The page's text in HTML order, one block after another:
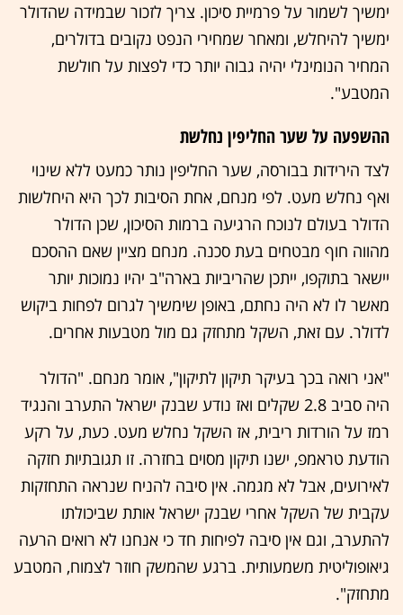
ימשיך לשמור על פרמיית סיכון. צריך לזכור שבמידה שהדולר
ימשיך להיחלש, ומאחר שמחירי הנפט נקובים בדולרים,
המחיר הנומינלי יהיה גבוה יותר כדי לפצות על חולשת
המטבע".
ההשפעה על שער החליפין נחלשת
לצד הירידות בבורסה, שער החליפין נותר כמעט ללא שינוי
ואף נחלש מעט. לפי מנחם, אחת הסיבות לכך היא היחלשות
הדולר בעולם לנוכח הרגיעה ברמות הסיכון, שכן הדולר
מהווה חוף מבטחים בעת סכנה. מנחם מציין שאם ההסכם
יישאר בתוקפו, ייתכן שהריביות בארה"ב יהיו נמוכות יותר
מאשר לו לא היה נחתם, באופן שימשיך לגרום לפחות ביקוש
לדולר. עם זאת, השקל מתחזק גם מול מטבעות אחרים.
"אני רואה בכך בעיקר תיקון לתיקון", אומר מנחם. "הדולר
היה סביב 2.8 שקלים ואז נודע שבנק ישראל התערב והנגיד
רמז על הורדות ריבית, אז השקל נחלש מעט. כעת, על רקע
הודעת טראמפ, ישנו תיקון מסוים בחזרה. זו תגובתיות חזקה
לאירועים, אבל לא מגמה. אין סיבה להניח שנראה התחזקות
עקבית של השקל אחרי שבנק ישראל אותת שביכולתו
להתערב, וגם אין סיבה לפיחות חד כי אנחנו לא רואים הרעה
גיאופוליטית משמעותית. ברגע שהמשק חוזר לצמוח, המטבע
מתחזק".